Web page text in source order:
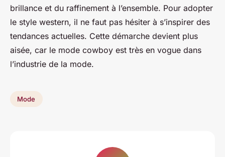
brillance et du raffinement à l’ensemble. Pour adopter
le style western, il ne faut pas hésiter à s’inspirer des
tendances actuelles. Cette démarche devient plus
aisée, car le mode cowboy est très en vogue dans
l’industrie de la mode.
Mode